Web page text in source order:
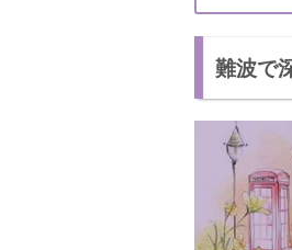
難波で